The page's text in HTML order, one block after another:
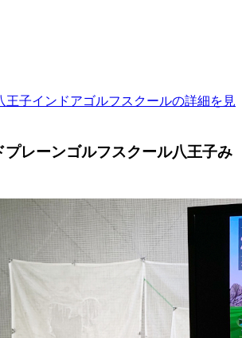
王子インドアゴルフスクールの詳細を見
プレーンゴルフスクール八王子み